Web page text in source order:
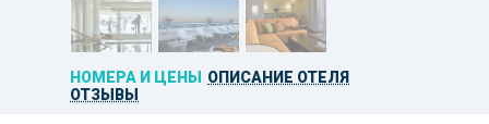
НОМЕРА И ЦЕНЫ
ОПИСАНИЕ ОТЕЛЯ
ОТЗЫВЫ